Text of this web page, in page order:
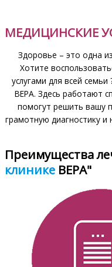
МЕДИЦИНСКИЕ
Здоровье – это одна
Хотите
услугами для всей
ВЕРА. Здесь работают
помогут решить вашу
грамотную диагностику и
Преимущества
клинике ВЕРА"